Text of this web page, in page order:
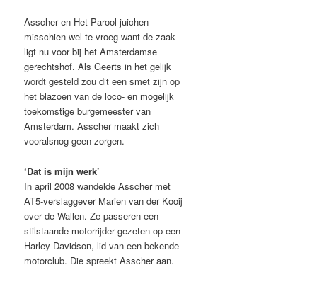
Asscher en Het Parool juichen
misschien wel te vroeg want de zaak
ligt nu voor bij het Amsterdamse
gerechtshof. Als Geerts in het gelijk
wordt gesteld zou dit een smet zijn op
het blazoen van de loco- en mogelijk
toekomstige burgemeester van
Amsterdam. Asscher maakt zich
vooralsnog geen zorgen.
‘Dat is mijn werk’
In april 2008 wandelde Asscher met
AT5-verslaggever Marien van der Kooij
over de Wallen. Ze passeren een
stilstaande motorrijder gezeten op een
Harley-Davidson, lid van een bekende
motorclub. Die spreekt Asscher aan.